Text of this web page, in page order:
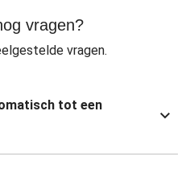
vragen?
vragen.
tot een